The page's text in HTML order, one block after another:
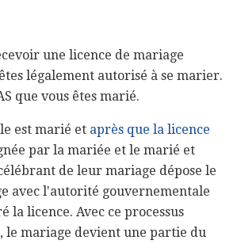
une licence de mariage
légalement autorisé à se marier.
que vous êtes marié.
est marié et après que la licence
par la mariée et le marié et
de leur mariage dépose le
avec l'autorité gouvernementale
la licence. Avec ce processus
le mariage devient une partie du